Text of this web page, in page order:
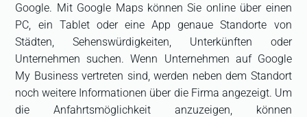
Google. Mit Google Maps können Sie online über einen
PC, ein Tablet oder eine App genaue Standorte von
Städten, Sehenswürdigkeiten, Unterkünften oder
Unternehmen suchen. Wenn Unternehmen auf Google
My Business vertreten sind, werden neben dem Standort
noch weitere Informationen über die Firma angezeigt. Um
die Anfahrtsmöglichkeit anzuzeigen, können